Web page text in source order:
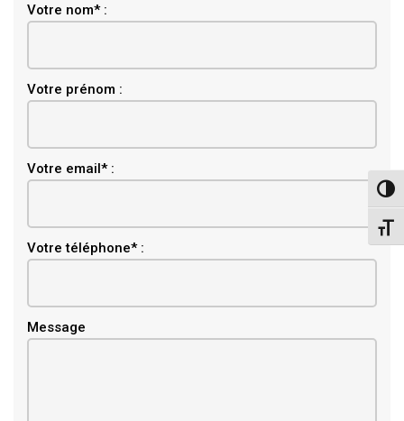
Votre nom* :
Votre prénom :
Votre email* :
Votre téléphone* :
Message